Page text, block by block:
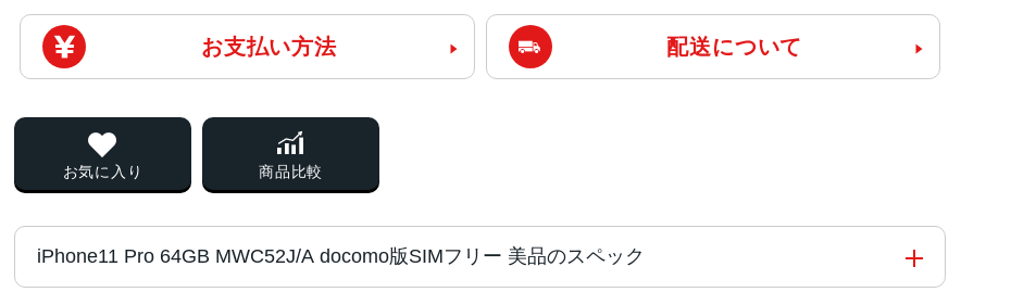
お支払い方法 配送について
お気に入り 商品比較
iPhone11 Pro 64GB MWC52J/A docomo版SIMフリー 美品のスペック